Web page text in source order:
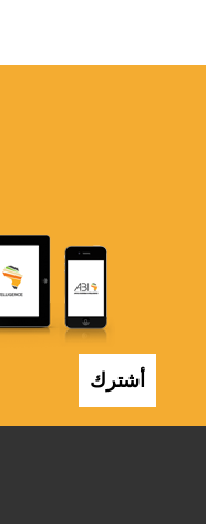
أشترك